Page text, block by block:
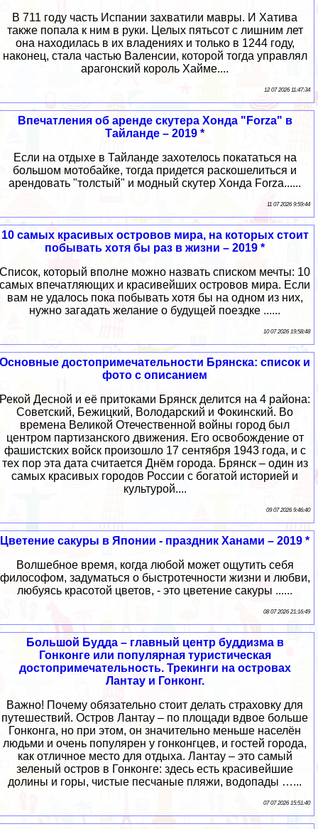
В 711 году часть Испании захватили мавры. И Хатива
также попала к ним в руки. Целых пятьсот с лишним лет
она находилась в их владениях и только в 1244 году,
наконец, стала частью Валенсии, которой тогда управлял
арагонский король Хайме....
12 07 2026 11:47:34
Впечатления об аренде скутера Хонда "Forza" в
Тайланде – 2019 *
Если на отдыхе в Тайланде захотелось покататься на
большом мотобайке, тогда придется раскошелиться и
арендовать "толстый" и модный скутер Хонда Forza......
11 07 2026 9:59:44
10 самых красивых островов мира, на которых стоит
побывать хотя бы раз в жизни – 2019 *
Список, который вполне можно назвать списком мечты: 10
самых впечатляющих и красивейших островов мира. Если
вам не удалось пока побывать хотя бы на одном из них,
нужно загадать желание о будущей поездке ......
10 07 2026 19:58:48
Основные достопримечательности Брянска: список и
фото с описанием
Рекой Десной и её притоками Брянск делится на 4 района:
Советский, Бежицкий, Володарский и Фокинский. Во
времена Великой Отечественной войны город был
центром партизанского движения. Его освобождение от
фашистских войск произошло 17 сентября 1943 года, и с
тех пор эта дата считается Днём города. Брянск – один из
самых красивых городов России с богатой историей и
культурой....
09 07 2026 9:46:40
Цветение сакуры в Японии - праздник Ханами – 2019 *
Волшебное время, когда любой может ощутить себя
философом, задуматься о быстротечности жизни и любви,
любуясь красотой цветов, - это цветение сакуры ......
08 07 2026 21:16:49
Большой Будда – главный центр буддизма в
Гонконге или популярная туристическая
достопримечательность. Трекинги на островах
Лантау и Гонконг.
Важно! Почему обязательно стоит делать страховку для
путешествий. Остров Лантау – по площади вдвое больше
Гонконга, но при этом, он значительно меньше населён
людьми и очень популярен у гонконгцев, и гостей города,
как отличное место для отдыха. Лантау – это самый
зеленый остров в Гонконге: здесь есть красивейшие
долины и горы, чистые песчаные пляжи, водопады …...
07 07 2026 15:51:40